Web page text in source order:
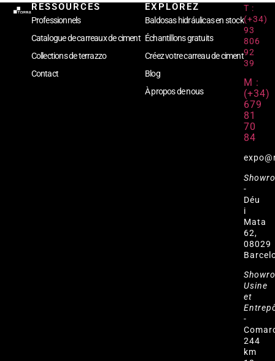
RESSOURCES
Professionnels
Catalogue de carreaux de ciment
Collections de terrazzo
Contact
EXPLOREZ
Baldosas hidráulicas en stock
Échantillons gratuits
Créez votre carreau de ciment
Blog
À propos de nous
T :
(+34)
93
806
92
39
M :
(+34)
679
81
70
84
-
Déu
i
Mata
62,
08029
Usine
et
-
244
km